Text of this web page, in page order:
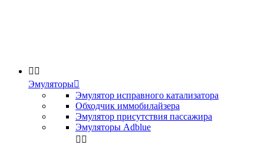
 
Эмуляторы
Эмулятор исправного катализатора
Обходчик иммобилайзера
Эмулятор присутствия пассажира
Эмуляторы Adblue
 